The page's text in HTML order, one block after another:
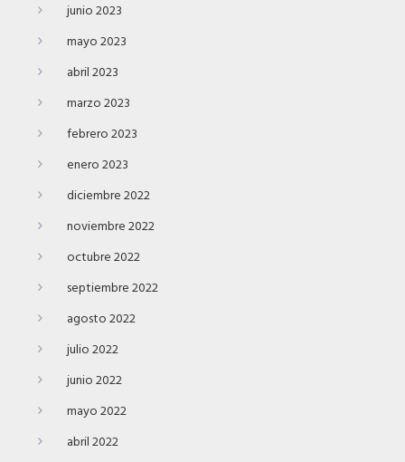
junio 2023
mayo 2023
abril 2023
marzo 2023
febrero 2023
enero 2023
diciembre 2022
noviembre 2022
octubre 2022
septiembre 2022
agosto 2022
julio 2022
junio 2022
mayo 2022
abril 2022